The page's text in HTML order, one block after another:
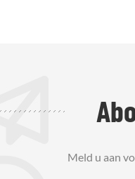
Meld u aan